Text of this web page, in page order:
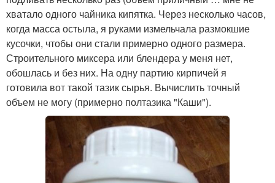
хватало одного чайника кипятка. Через несколько часов,
когда масса остыла, я руками измельчала размокшие
кусочки, чтобы они стали примерно одного размера.
Строительного миксера или блендера у меня нет,
обошлась и без них. На одну партию кирпичей я
готовила вот такой тазик сырья. Вычислить точный
объем не могу (примерно полтазика "Каши").